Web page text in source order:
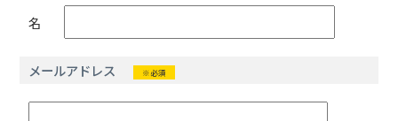
名
メールアドレス ※必須